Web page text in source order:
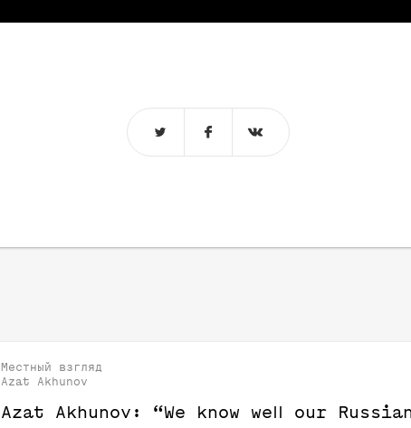
Местный взгляд
Azat Akhunov
Azat Akhunov: “We know well our